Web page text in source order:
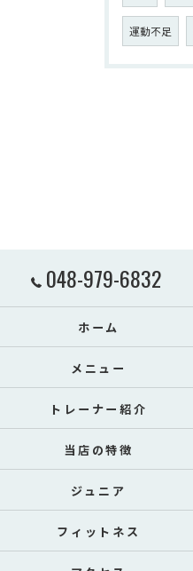
運動不足
048-979-6832
ホーム
メニュー
トレーナー紹介
当店の特徴
ジュニア
フィットネス